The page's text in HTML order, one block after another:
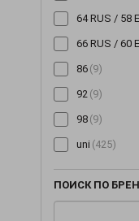
64 RUS / 58
66 RUS / 60
86 (9)
92 (9)
98 (9)
uni (425)
ПОИСК ПО